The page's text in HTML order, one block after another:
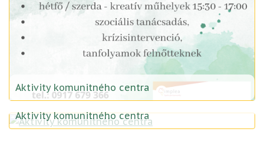
Aktivity komunitného centra
Aktivity komunitného centra